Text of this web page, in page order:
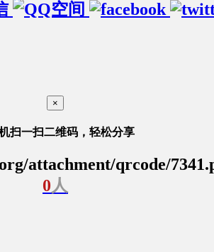
×
扫一扫二维码，轻松分享
attachment/qrcode/
0人